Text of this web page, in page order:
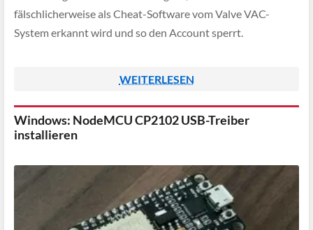
fälschlicherweise als Cheat-Software vom Valve VAC-
System erkannt wird und so den Account sperrt.
WEITERLESEN
Windows: NodeMCU CP2102 USB-Treiber
installieren